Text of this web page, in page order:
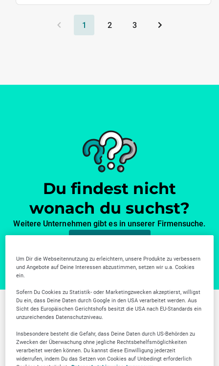
1 2 3
Du findest nicht
wonach du suchst?
Weitere Unternehmen gibt es in unserer Firmensuche.
Weitere Branchen in
Solingen
Um Dir die Webseitennutzung zu erleichtern, unsere Produkte zu verbessern
und Angebote auf Deine Interessen abzustimmen, setzen wir u.a. Cookies
ein.
Sofern Du Cookies zu Statistik- oder Marketingzwecken akzeptierst, willigst
Du ein, dass Deine Daten durch Google in den USA verarbeitet werden. Aus
Sicht des Europäischen Gerichtshofs besitzt die USA nach EU-Standards ein
unzureichendes Datenschutzniveau.
Insbesondere besteht die Gefahr, dass Deine Daten durch US-Behörden zu
Zwecken der Überwachung ohne jegliche Rechtsbehelfsmöglichkeiten
verarbeitet werden können. Du kannst diese Einwilligung jederzeit
widerrufen, indem Du das Setzen von Cookies auf Unbedingt erforderlich